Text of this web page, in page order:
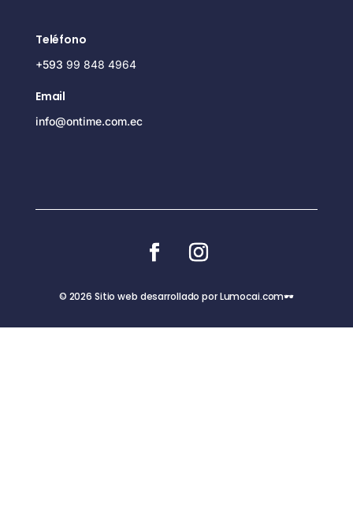
Teléfono
+593 99 848 4964
Email
info@ontime.com.ec
© 2026 Sitio web desarrollado por Lumocai.com🕶️